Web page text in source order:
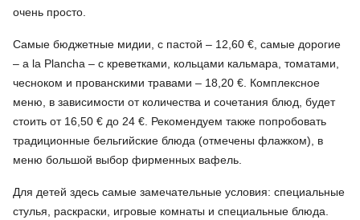
очень просто.
Самые бюджетные мидии, с пастой – 12,60 €, самые дорогие
– a la Plancha – с креветками, кольцами кальмара, томатами,
чесноком и прованскими травами – 18,20 €. Комплексное
меню, в зависимости от количества и сочетания блюд, будет
стоить от 16,50 € до 24 €. Рекомендуем также попробовать
традиционные бельгийские блюда (отмечены флажком), в
меню большой выбор фирменных вафель.
Для детей здесь самые замечательные условия: специальные
стулья, раскраски, игровые комнаты и специальные блюда.